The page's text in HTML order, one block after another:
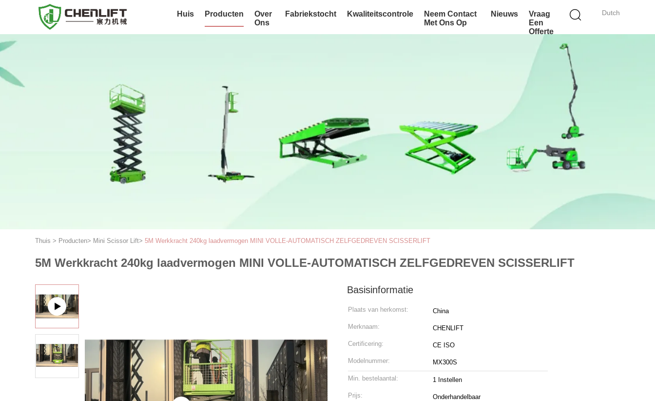
Dutch
Huis Producten
Over
Ons
Fabriekstocht Kwaliteitscontrole
Neem Contact
Met Ons Op
Nieuws
Vraag
Een
Offerte
Thuis > Producten> Mini Scissor Lift> 5M Werkkracht 240kg laadvermogen MINI VOLLE-AUTOMATISCH ZELFGEDREVEN SCISSERLIFT
5M Werkkracht 240kg laadvermogen MINI VOLLE-AUTOMATISCH ZELFGEDREVEN SCISSERLIFT
Basisinformatie
Plaats van herkomst: China
Merknaam: CHENLIFT
Certificering: CE ISO
Modelnummer: MX300S
Min. bestelaantal: 1 Instellen
Prijs: Onderhandelbaar